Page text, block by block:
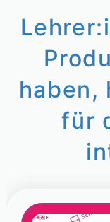
haben,
für